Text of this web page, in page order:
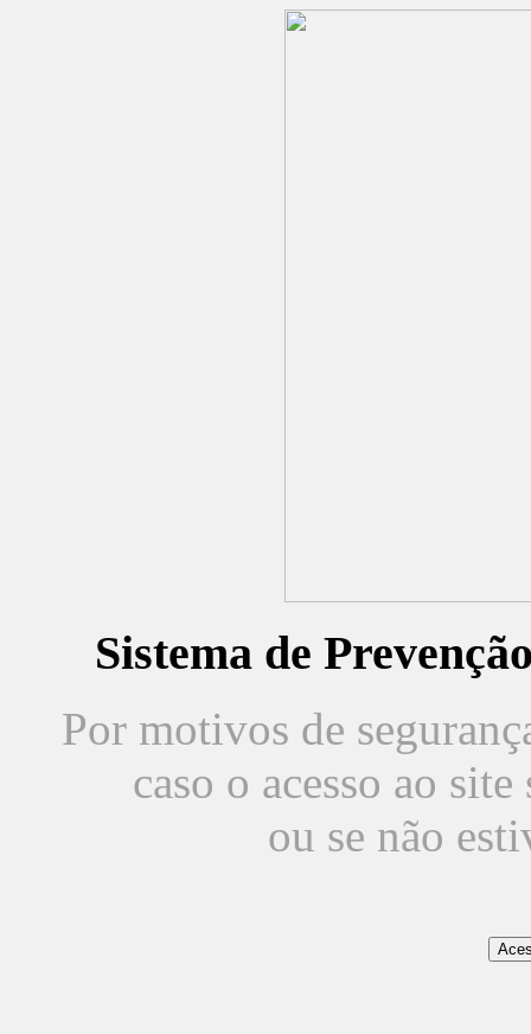
Sistema de
Por motivos de
caso o acesso ao
ou se não